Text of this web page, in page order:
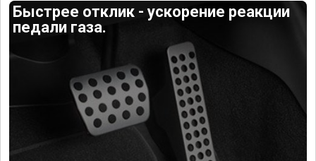
Быстрее отклик - ускорение реакции
педали газа.